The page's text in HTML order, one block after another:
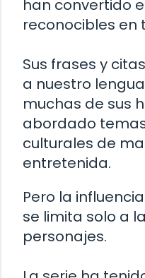
han convertido
reconocibles en
Sus frases y
a nuestro
muchas de sus
abordado
culturales de
entretenida.
Pero la
se limita solo a
personajes.